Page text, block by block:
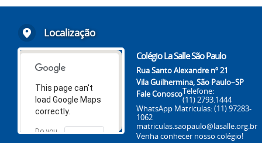
Localização
This page can't
load Google Maps
correctly.
Do you
OK
Colégio La Salle São Paulo
Rua Santo Alexandre nº 21
Vila Guilhermina, São Paulo–SP
Fale ConoscoTelefone:
(11) 2793.1444
WhatsApp Matriculas:(11) 97283-
1062
matriculas.saopaulo@lasalle.org.br
Venha conhecer nosso colégio!